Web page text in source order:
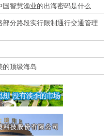
智慧渔业的出海密码是什么
分路段实行限制通行交通管理
的顶级海岛